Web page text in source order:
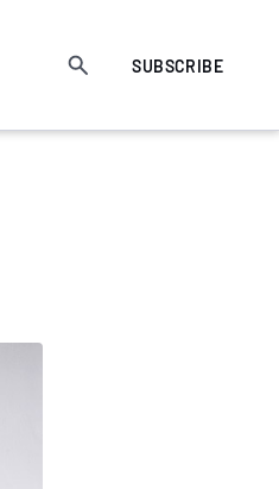
SUBSCRIBE